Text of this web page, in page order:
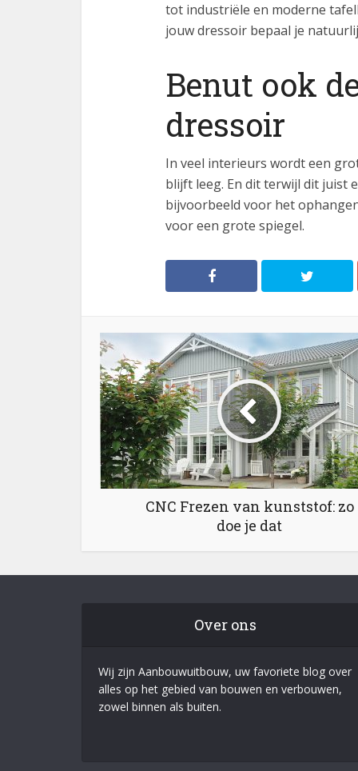
tot industriële en moderne
jouw dressoir bepaal je
Benut ook
dressoir
In veel interieurs wordt een
blijft leeg. En dit terwijl dit juist
bijvoorbeeld voor het
voor een grote spiegel.
CNC Frezen van kunststof: zo
doe je dat
Over ons
Wij zijn Aanbouwuitbouw, uw favoriete blog over
alles op het gebied van bouwen en verbouwen,
zowel binnen als buiten.